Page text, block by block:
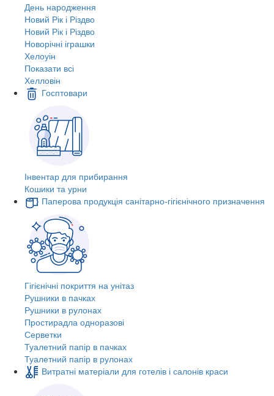
День народження
Новий Рік і Різдво
Новий Рік і Різдво
Новорічні іграшки
Хелоуін
Показати всі
Хелловін
Госптовари
Інвентар для прибирання
Кошики та урни
Паперова продукція санітарно-гігієнічного призначення
Гігієнічні покриття на унітаз
Рушники в пачках
Рушники в рулонах
Простирадла одноразові
Серветки
Туалетний папір в пачках
Туалетний папір в рулонах
Витратні матеріали для готелів і салонів краси